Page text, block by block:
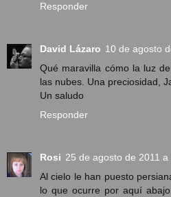
Responder
David Lázaro 10 de agosto
Qué maravilla cómo la luz
las nubes. Una preciosidad,
Un saludo
Responder
Rosi 25 de agosto de 2011 a
Al cielo le han puesto
lo que ocurre por aquí